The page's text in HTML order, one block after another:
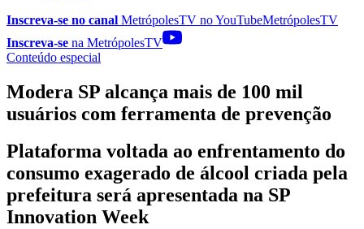
Inscreva-se no canal MetrópolesTV noYouTubeMetrópolesTV
Inscreva-se na MetrópolesTV
Conteúdo especial
Modera SP alcança mais de 100 mil
usuários com ferramenta de prevenção
Plataforma voltada ao enfrentamento do
consumo exagerado de álcool criada pela
prefeitura será apresentada na SP
Innovation Week